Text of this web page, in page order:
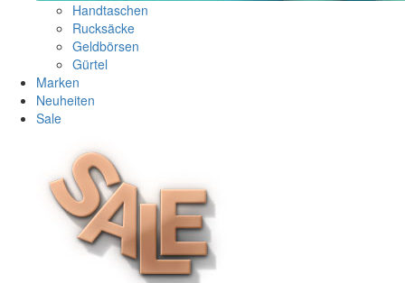
Handtaschen
Rucksäcke
Geldbörsen
Gürtel
Marken
Neuheiten
Sale